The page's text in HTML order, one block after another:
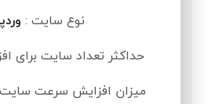
نوع سایت :
حداکثر تعداد سایت برای
میزان افزایش سرعت